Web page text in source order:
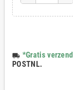
local_shipping *Gratis
POSTNL.